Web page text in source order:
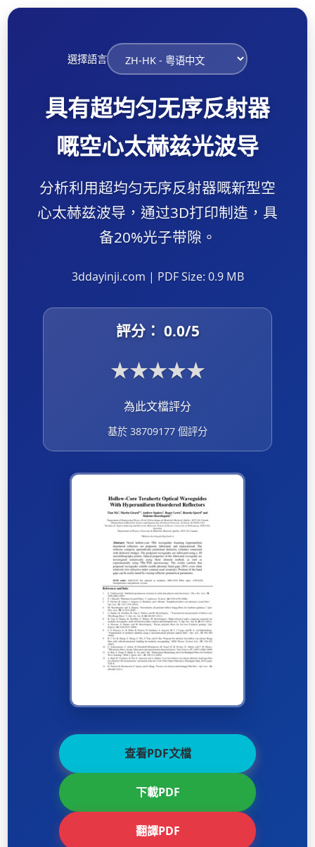
選擇語言
具有超均匀无序反射器
嘅空心太赫兹光波导
分析利用超均匀无序反射器嘅新型空
心太赫兹波导，通过3D打印制造，具
备20%光子带隙。
3ddayinji.com | PDF Size: 0.9 MB
評分： 0.0/5
★★★★★
為此文檔評分
基於 38709177 個評分
查看PDF文檔
下載PDF
翻譯PDF